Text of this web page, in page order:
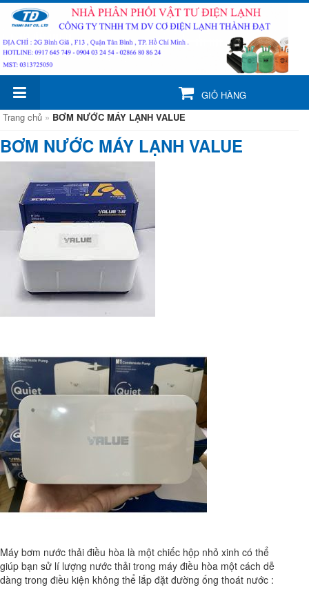
GIỎ HÀNG
Trang chủ » BƠM NƯỚC MÁY LẠNH VALUE
BƠM NƯỚC MÁY LẠNH VALUE
Máy bơm nước thải điều hòa là một chiếc hộp nhỏ xinh có thể
giúp bạn sử lí lượng nước thải trong máy điều hòa một cách dễ
dàng trong điều kiện không thể lắp đặt đường ống thoát nước :